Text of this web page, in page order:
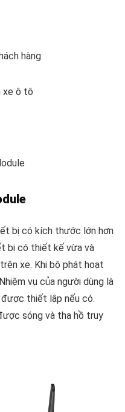
hàng
xe ô tô
bị có kích thước lớn hơn
bị có thiết kế vừa và
xe. Khi bộ phát hoạt
vụ của người dùng là
thiết lập nếu có.
sóng và tha hồ truy